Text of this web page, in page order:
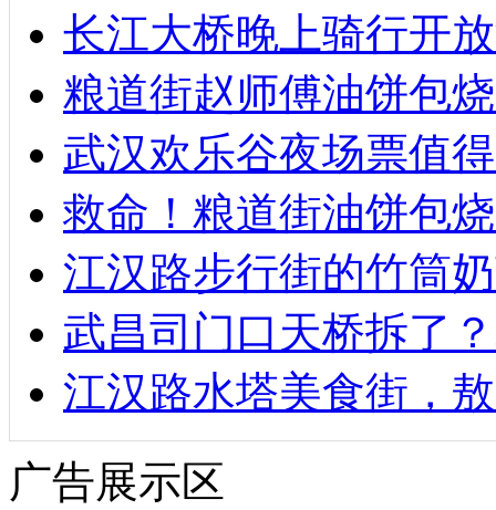
长江大桥晚上骑行开
粮道街赵师傅油饼包
武汉欢乐谷夜场票值
救命！粮道街油饼包
江汉路步行街的竹筒
武昌司门口天桥拆了
江汉路水塔美食街，
广告展示区